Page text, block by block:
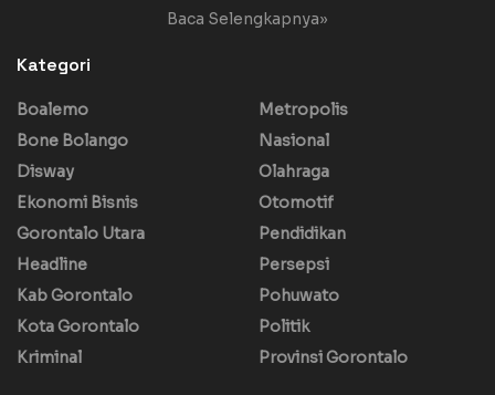
Baca Selengkapnya»
Kategori
Boalemo
Bone Bolango
Disway
Ekonomi Bisnis
Gorontalo Utara
Headline
Kab Gorontalo
Kota Gorontalo
Kriminal
Metropolis
Nasional
Olahraga
Otomotif
Pendidikan
Persepsi
Pohuwato
Politik
Provinsi Gorontalo